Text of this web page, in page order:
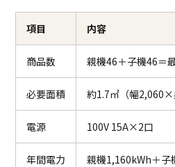
項目 内容
商品数 親機46＋子機46＝
必要面積 約1.7㎡（幅
電源 100V 15A×2口
年間電力 親機1,160kWh＋子